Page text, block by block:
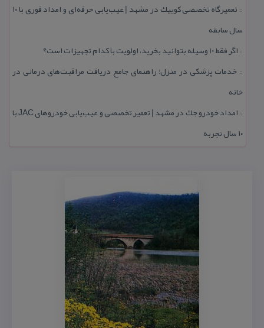
::
تعمیرگاه تخصصی كوییك در مشهد | عیب‌یابی حرفه‌ای و امداد فوری با ۱۰
سال سابقه
:: اگر فقط 10 وسیله بتوانید بخرید، اولویت با كدام تجهیزات است؟
:: خدمات پزشكی در منزل؛ راهنمای جامع دریافت مراقبت‌های درمانی در
خانه
::
امداد خودرو جك در مشهد | تعمیر تخصصی و عیب‌یابی خودروهای JAC با
۱۰ سال تجربه